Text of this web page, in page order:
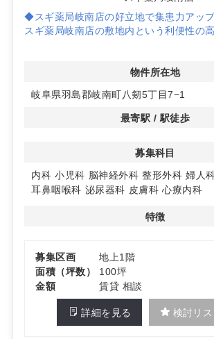
◆スギ薬局岐南店の好立地で集患力アッ
スギ薬局岐南店の敷地内という利便性の
住民の集患力を期待できます。通りの多
100㎡の広々としたスペースを活用し、内
まで、多様な診療科目に対応可能です。
◆地域密着型の医療サービスを提供
岐阜県羽島郡岐南町という地域密着型の
供するのに最適な場所です。地域の健康
クを開業するチャンスです。詳細はお問
物件所在地
岐阜県羽島郡岐南町八剱5丁目7−1
最寄駅 / 駅徒歩
募集科目
内科 小児科 脳神経外科 整形外科 婦人
耳鼻咽喉科 泌尿器科 皮膚科 心療内科
特徴
募集区画
地上1階
面積（坪数）
100坪
金額
賃貸 相談
詳細を見る 検討リ